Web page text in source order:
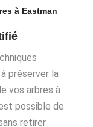
à Eastman
préserver la
vos arbres à
possible de
retirer